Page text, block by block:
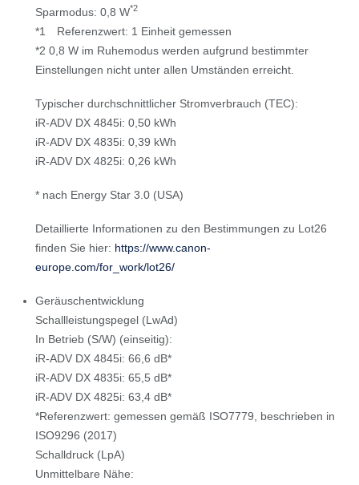
Sparmodus: 0,8 W*2
*1 Referenzwert: 1 Einheit gemessen
*2 0,8 W im Ruhemodus werden aufgrund bestimmter
Einstellungen nicht unter allen Umständen erreicht.
Typischer durchschnittlicher Stromverbrauch (TEC):
iR-ADV DX 4845i: 0,50 kWh
iR-ADV DX 4835i: 0,39 kWh
iR-ADV DX 4825i: 0,26 kWh
* nach Energy Star 3.0 (USA)
Detaillierte Informationen zu den Bestimmungen zu Lot26
finden Sie hier: https://www.canon-
europe.com/for_work/lot26/
Geräuschentwicklung
Schallleistungspegel (LwAd)
In Betrieb (S/W) (einseitig):
iR-ADV DX 4845i: 66,6 dB*
iR-ADV DX 4835i: 65,5 dB*
iR-ADV DX 4825i: 63,4 dB*
*Referenzwert: gemessen gemäß ISO7779, beschrieben in
ISO9296 (2017)
Schalldruck (LpA)
Unmittelbare Nähe: